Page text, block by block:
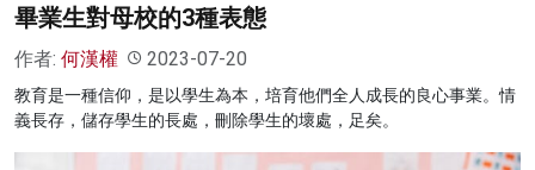
畢業生對母校的3種表態
作者: 何漢權 2023-07-20
教育是一種信仰，是以學生為本，培育他們全人成長的良心事業。情
義長存，儲存學生的長處，刪除學生的壞處，足矣。